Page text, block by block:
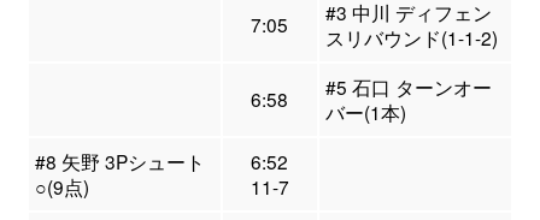
7:05
#3 中川 ディフェン
スリバウンド(1-1-2)
6:58
#5 石口 ターンオー
バー(1本)
#8 矢野 3Pシュート
○(9点)
6:52
11-7